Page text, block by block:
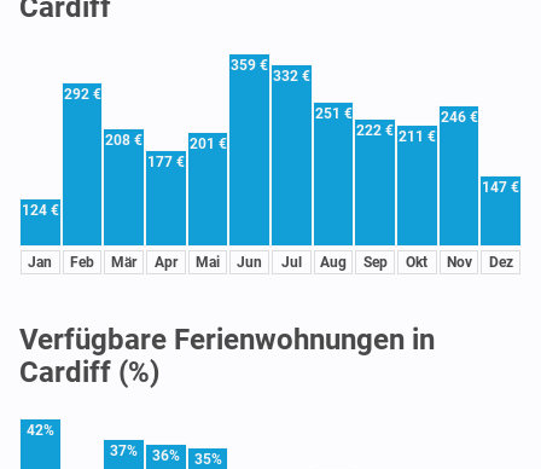
Cardiff
124 €
Jan
292 €
Feb
208 €
Mär
177 €
Apr
201 €
Mai
359 €
Jun
332 €
Jul
251 €
Aug
222 €
Sep
211 €
Okt
246 €
Nov
147 €
Dez
Verfügbare Ferienwohnungen in
Cardiff (%)
42%
37% 36% 35%